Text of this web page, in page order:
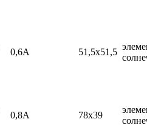
0,6А 51,5x51,5
0,8А 78x39